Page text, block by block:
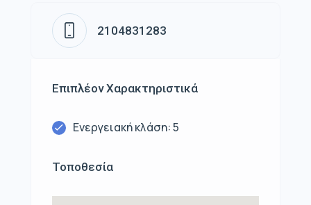
2104831283
Επιπλέον Χαρακτηριστικά
Ενεργειακή κλάση: 5
Τοποθεσία